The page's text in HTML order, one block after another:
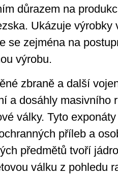
důrazem na
Ukázuje výrobky
se zejména na
výrobu.
zbraně a další
a dosáhly masivního
války. Tyto
příleb a
předmětů tvoří
válku z pohledu